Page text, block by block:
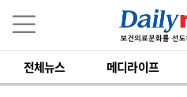
전체뉴스 메디라이프